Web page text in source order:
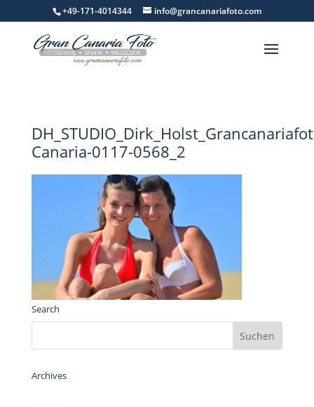
+49-171-4014344 info@grancanariafoto.com
Canaria-0117-0568_2
Search
Archives